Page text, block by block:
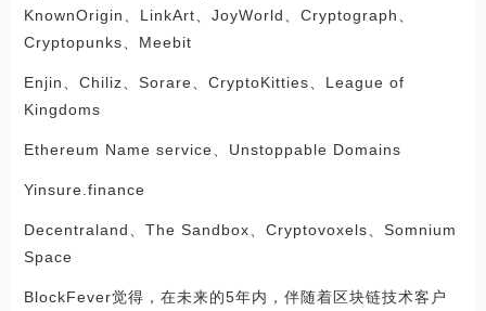
KnownOrigin、LinkArt、JoyWorld、Cryptograph、
Cryptopunks、Meebit
Enjin、Chiliz、Sorare、CryptoKitties、League of
Kingdoms
Ethereum Name service、Unstoppable Domains
Yinsure.finance
Decentraland、The Sandbox、Cryptovoxels、Somnium
Space
BlockFever觉得，在未来的5年内，伴随着区块链技术客户